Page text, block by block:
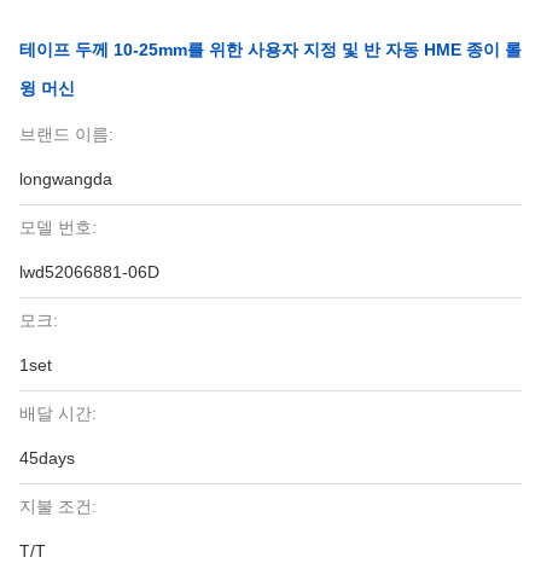
테이프 두께 10-25mm를 위한 사용자 지정 및 반 자동 HME 종이 롤
윙 머신
브랜드 이름:
longwangda
모델 번호:
lwd52066881-06D
모크:
1set
배달 시간:
45days
지불 조건:
T/T